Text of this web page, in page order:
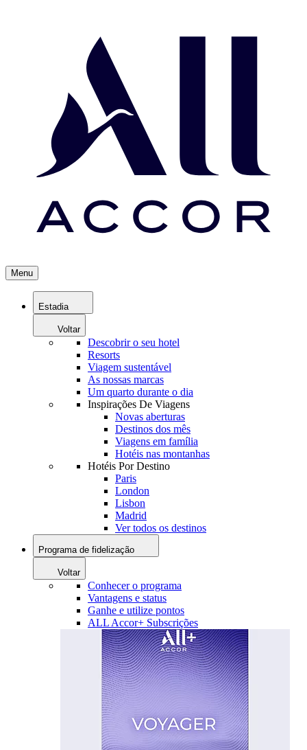
Menu
Estadia
Voltar
Descobrir o seu hotel
Resorts
Viagem sustentável
As nossas marcas
Um quarto durante o dia
Inspirações De Viagens
Novas aberturas
Destinos dos mês
Viagens em família
Hotéis nas montanhas
Hotéis Por Destino
Paris
London
Lisbon
Madrid
Ver todos os destinos
Programa de fidelização
Voltar
Conhecer o programa
Vantagens e status
Ganhe e utilize pontos
ALL Accor+ Subscrições